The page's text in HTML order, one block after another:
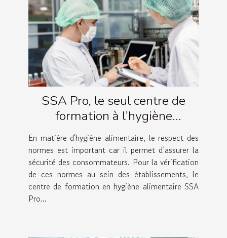
SSA Pro, le seul centre de
formation à l’hygiène
alimentaire également dédié à
l’assistance-contrôle en
France !
En matière d'hygiène alimentaire, le respect des
normes est important car il permet d’assurer la
sécurité des consommateurs. Pour la vérification
de ces normes au sein des établissements, le
centre de formation en hygiène alimentaire SSA
Pro...